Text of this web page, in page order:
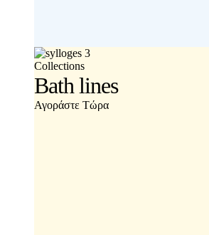
Collections
Bath lines
Αγοράστε Τώρα